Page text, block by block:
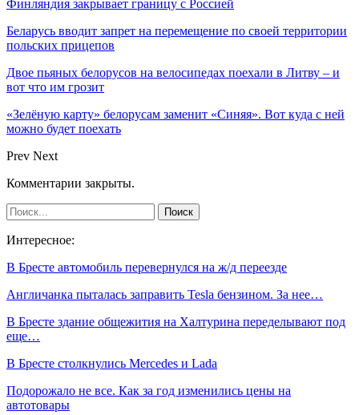
Финляндия закрывает границу с Россией
Беларусь вводит запрет на перемещение по своей территории
польских прицепов
Двое пьяных белорусов на велосипедах поехали в Литву – и
вот что им грозит
«Зелёную карту» белорусам заменит «Синяя». Вот куда с ней
можно будет поехать
Prev Next
Комментарии закрыты.
Интересное:
В Бресте автомобиль перевернулся на ж/д переезде
Англичанка пыталась заправить Tesla бензином. За нее…
В Бресте здание общежития на Халтурина переделывают под
еще…
В Бресте столкнулись Mercedes и Lada
Подорожало не все. Как за год изменились цены на
автотовары